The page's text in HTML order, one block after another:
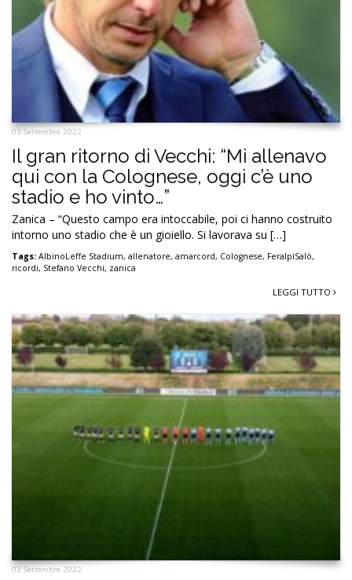
03 Settembre 2022
Il gran ritorno di Vecchi: “Mi allenavo
qui con la Colognese, oggi c’è uno
stadio e ho vinto…”
Zanica – “Questo campo era intoccabile, poi ci hanno costruito
intorno uno stadio che è un gioiello. Si lavorava su […]
Tags: AlbinoLeffe Stadium, allenatore, amarcord, Colognese, FeralpiSalò,
ricordi, Stefano Vecchi, zanica
LEGGI TUTTO
03 Settembre 2022